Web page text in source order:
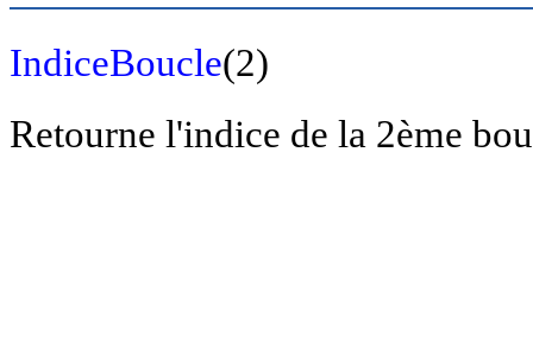
IndiceBoucle(2)
Retourne l'indice de la 2ème